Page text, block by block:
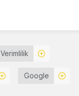
Verimlilik
Google